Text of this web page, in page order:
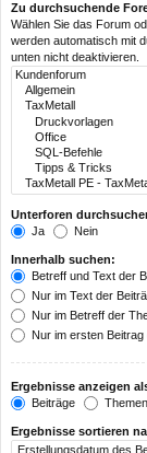
Zu durchsuchende
Wählen Sie das Forum
werden automatisch mit
unten nicht deaktivieren.
Unterforen
Ja
Nein
Innerhalb suchen:
Betreff und Text der
Nur im Text der
Nur im Betreff der
Nur im ersten
Ergebnisse anzeigen
Beiträge
Themen
Ergebnisse sortieren